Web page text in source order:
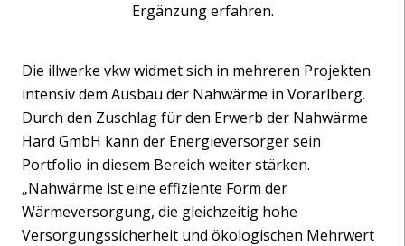
Ergänzung erfahren.
Die illwerke vkw widmet sich in mehreren Projekten
intensiv dem Ausbau der Nahwärme in Vorarlberg.
Durch den Zuschlag für den Erwerb der Nahwärme
Hard GmbH kann der Energieversorger sein
Portfolio in diesem Bereich weiter stärken.
„Nahwärme ist eine effiziente Form der
Wärmeversorgung, die gleichzeitig hohe
Versorgungssicherheit und ökologischen Mehrwert